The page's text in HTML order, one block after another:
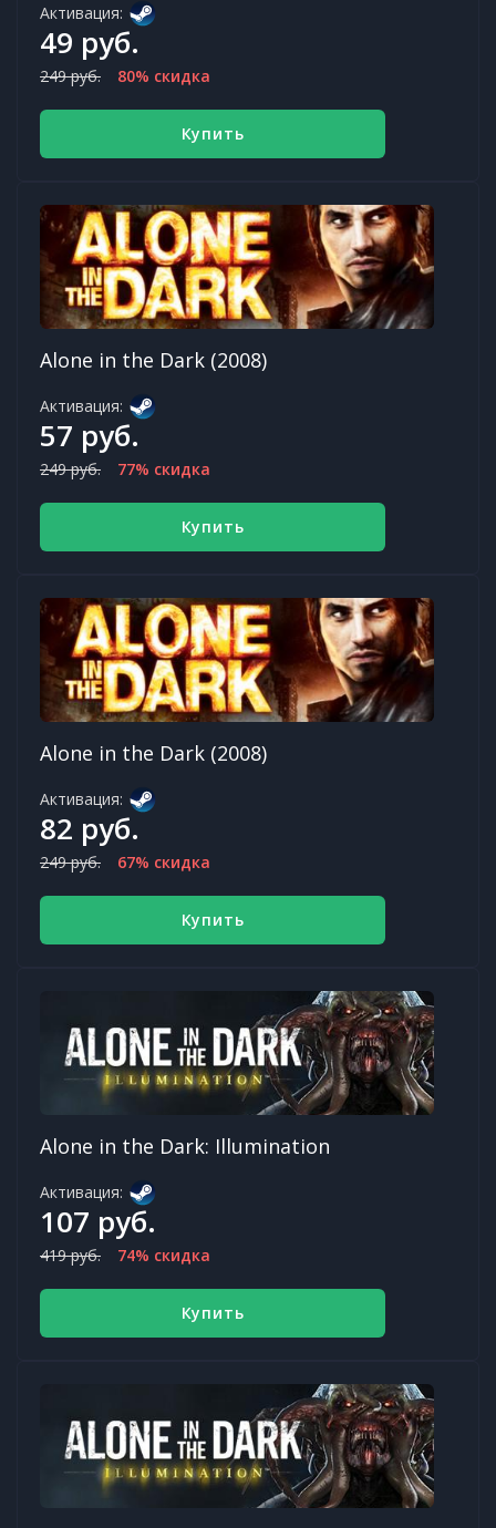
Активация:
49 руб.
249 руб. 80% скидка
Купить
Alone in the Dark (2008)
Активация:
57 руб.
249 руб. 77% скидка
Купить
Alone in the Dark (2008)
Активация:
82 руб.
249 руб. 67% скидка
Купить
Alone in the Dark: Illumination
Активация:
107 руб.
419 руб. 74% скидка
Купить